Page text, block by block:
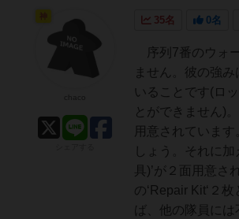
35名 0名
序列7番のウォ
ません。彼の強
いることです(ロ
とができません)
用意されていま
しょう。それに
具)’が２面用意
の‘Repair Kit‘２
ば、他の隊員に